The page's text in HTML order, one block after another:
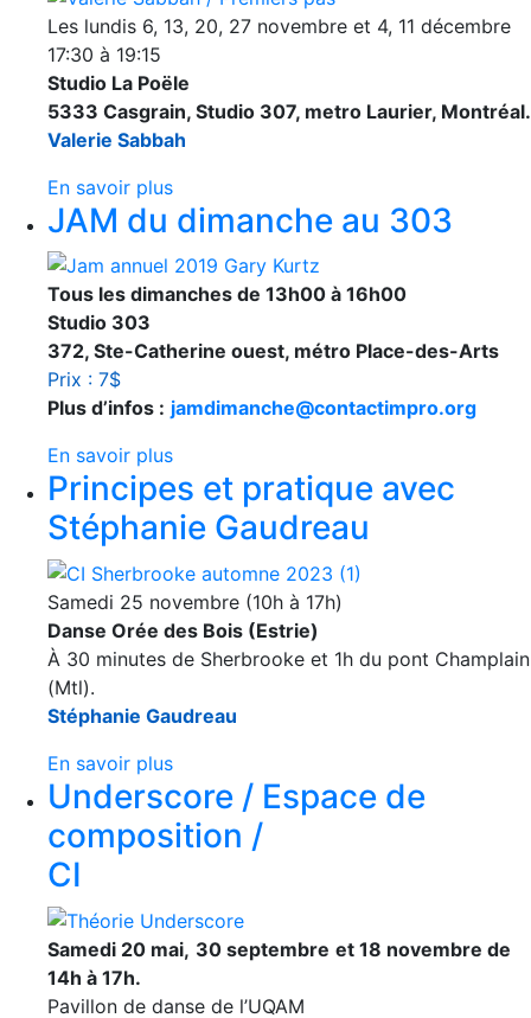
Les lundis 6, 13, 20, 27 novembre et 4, 11 décembre
17:30 à 19:15
Studio La Poële
5333 Casgrain, Studio 307, metro Laurier, Montréal.
Valerie Sabbah
En savoir plus
JAM du dimanche au 303
Tous les dimanches de 13h00 à 16h00
Studio 303
372, Ste-Catherine ouest, métro Place-des-Arts
Prix : 7$
Plus d’infos : jamdimanche@contactimpro.org
En savoir plus
Principes et pratique avec
Stéphanie Gaudreau
Samedi 25 novembre (10h à 17h)
Danse Orée des Bois (Estrie)
À 30 minutes de Sherbrooke et 1h du pont Champlain
(Mtl).
Stéphanie Gaudreau
En savoir plus
Underscore / Espace de
composition /
CI
Samedi 20 mai, 30 septembre et 18 novembre de
14h à 17h.
Pavillon de danse de l’UQAM